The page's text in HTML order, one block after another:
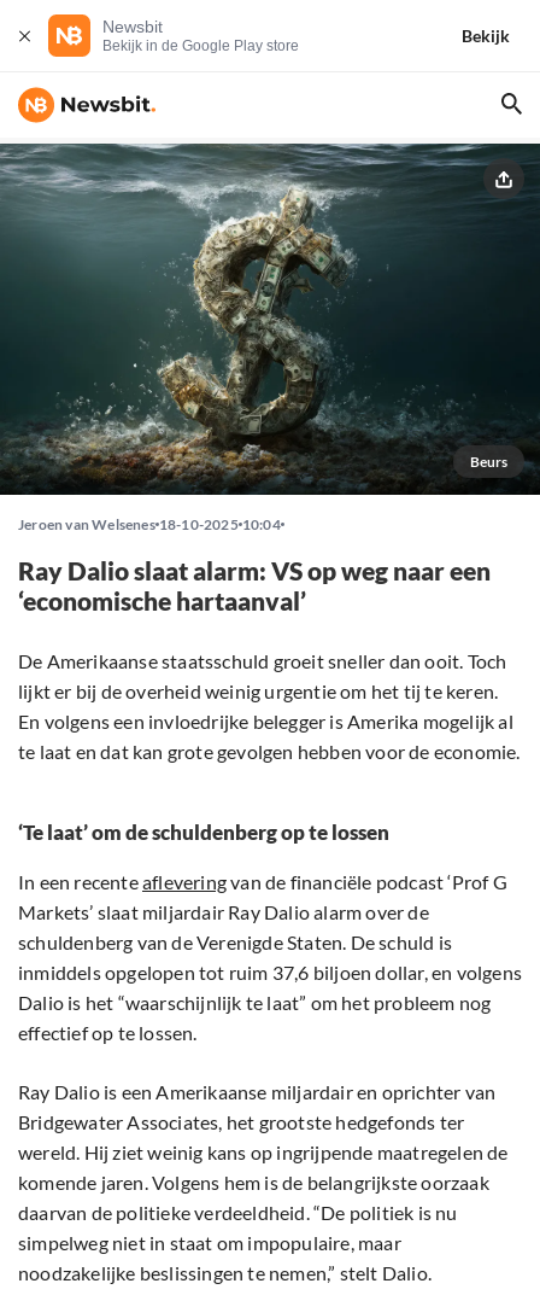
Newsbit
Bekijk in de Google Play store
Bekijk
Beurs
Jeroen van Welsenes 18-10-2025 10:04
Ray Dalio slaat alarm: VS op weg naar een
‘economische hartaanval’
De Amerikaanse staatsschuld groeit sneller dan ooit. Toch
lijkt er bij de overheid weinig urgentie om het tij te keren.
En volgens een invloedrijke belegger is Amerika mogelijk al
te laat en dat kan grote gevolgen hebben voor de economie.
‘Te laat’ om de schuldenberg op te lossen
In een recenteafleveringvan de financiële podcast ‘Prof G
Markets’ slaat miljardair Ray Dalio alarm over de
schuldenberg van de Verenigde Staten. De schuld is
inmiddels opgelopen tot ruim 37,6 biljoen dollar, en volgens
Dalio is het “waarschijnlijk te laat” om het probleem nog
effectief op te lossen.
Ray Dalio is een Amerikaanse miljardair en oprichter van
Bridgewater Associates, het grootste hedgefonds ter
wereld. Hij ziet weinig kans op ingrijpende maatregelen de
komende jaren. Volgens hem is de belangrijkste oorzaak
daarvan de politieke verdeeldheid. “De politiek is nu
simpelweg niet in staat om impopulaire, maar
noodzakelijke beslissingen te nemen,” stelt Dalio.